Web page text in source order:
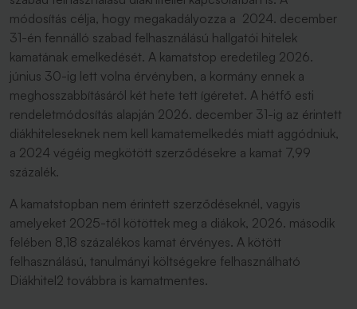
módosítás célja, hogy megakadályozza a 2024. december
31-én fennálló szabad felhasználású hallgatói hitelek
kamatának emelkedését. A kamatstop eredetileg 2026.
június 30-ig lett volna érvényben, a kormány ennek a
meghosszabbításáról két hete tett ígéretet. A hétfő esti
rendeletmódosítás alapján 2026. december 31-ig az érintett
diákhiteleseknek nem kell kamatemelkedés miatt aggódniuk,
a 2024 végéig megkötött szerződésekre a kamat 7,99
százalék.
A kamatstopban nem érintett szerződéseknél, vagyis
amelyeket 2025-től kötöttek meg a diákok, 2026. második
felében 8,18 százalékos kamat érvényes. A kötött
felhasználású, tanulmányi költségekre felhasználható
Diákhitel2 továbbra is kamatmentes.